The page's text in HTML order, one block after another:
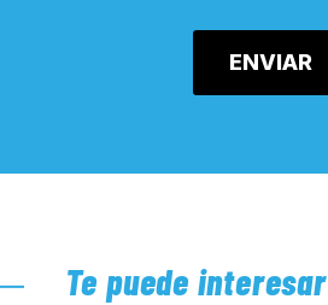
Te puede interesar